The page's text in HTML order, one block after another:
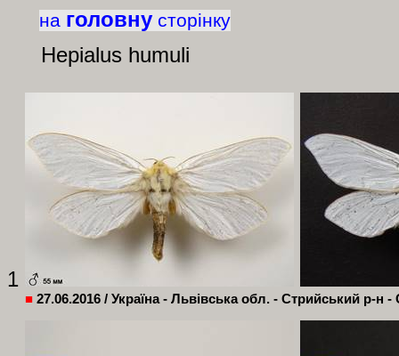
на головну сторінку
Hepialus humuli
1
■ 27.06.2016 / Україна - Львівська обл. - Стрийський р-н -